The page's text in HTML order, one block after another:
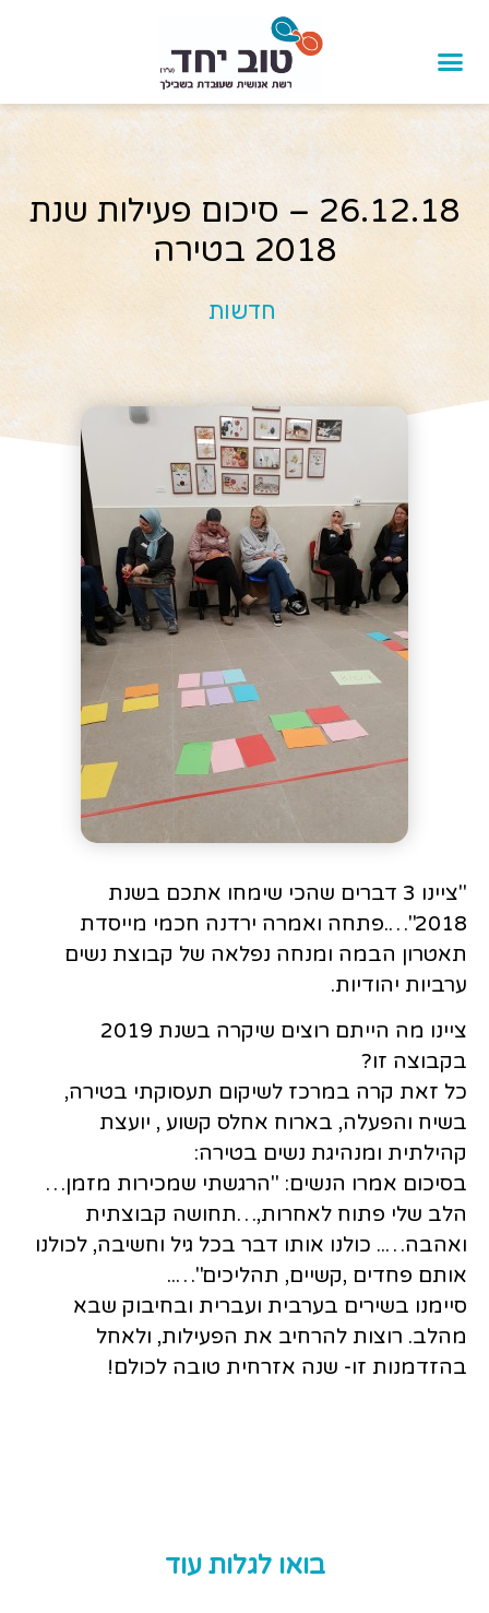
26.12.18 – סיכום פעילות שנת
2018 בטירה
חדשות
"ציינו 3 דברים שהכי שימחו אתכם בשנת
2018"….פתחה ואמרה ירדנה חכמי מייסדת
תאטרון הבמה ומנחה נפלאה של קבוצת נשים
ערביות יהודיות.
ציינו מה הייתם רוצים שיקרה בשנת 2019
בקבוצה זו?
כל זאת קרה במרכז לשיקום תעסוקתי בטירה,
בשיח והפעלה, בארוח אחלס קשוע , יועצת
קהילתית ומנהיגת נשים בטירה:
בסיכום אמרו הנשים: "הרגשתי שמכירות מזמן…
הלב שלי פתוח לאחרות,…תחושה קבוצתית
ואהבה….. כולנו אותו דבר בכל גיל וחשיבה, לכולנו
אותם פחדים ,קשיים, תהליכים"…..
סיימנו בשירים בערבית ועברית ובחיבוק שבא
מהלב. רוצות להרחיב את הפעילות, ולאחל
בהזדמנות זו- שנה אזרחית טובה לכולם!
בואו לגלות עוד